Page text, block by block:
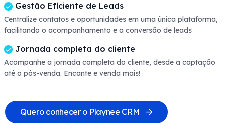
Gestão Eficiente de Leads
Centralize contatos e oportunidades em uma única plataforma,
facilitando o acompanhamento e a conversão de leads
Jornada completa do cliente
Acompanhe a jornada completa do cliente, desde a captação
até o pós-venda. Encante e venda mais!
Quero conhecer o Playnee CRM